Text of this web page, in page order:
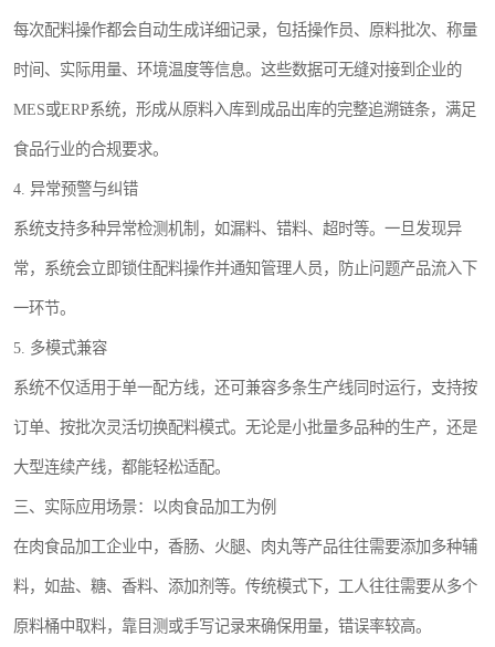
每次配料操作都会自动生成详细记录，包括操作员、原料批次、称量
时间、实际用量、环境温度等信息。这些数据可无缝对接到企业的
MES或ERP系统，形成从原料入库到成品出库的完整追溯链条，满足
食品行业的合规要求。
4. 异常预警与纠错
系统支持多种异常检测机制，如漏料、错料、超时等。一旦发现异
常，系统会立即锁住配料操作并通知管理人员，防止问题产品流入下
一环节。
5. 多模式兼容
系统不仅适用于单一配方线，还可兼容多条生产线同时运行，支持按
订单、按批次灵活切换配料模式。无论是小批量多品种的生产，还是
大型连续产线，都能轻松适配。
三、实际应用场景：以肉食品加工为例
在肉食品加工企业中，香肠、火腿、肉丸等产品往往需要添加多种辅
料，如盐、糖、香料、添加剂等。传统模式下，工人往往需要从多个
原料桶中取料，靠目测或手写记录来确保用量，错误率较高。